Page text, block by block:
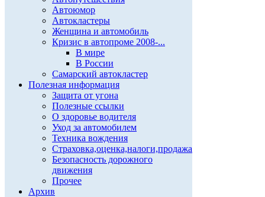
Автоюмор
Автокластеры
Женщина и автомобиль
Кризис в автопроме 2008-...
В мире
В России
Самарский автокластер
Полезная информация
Защита от угона
Полезные ссылки
О здоровье водителя
Уход за автомобилем
Техника вождения
Страховка,оценка,налоги,продажа
Безопасность дорожного
движения
Прочее
Архив